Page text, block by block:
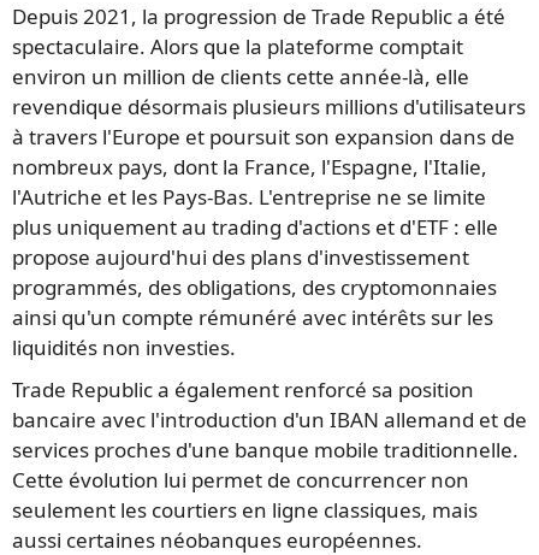
Depuis 2021, la progression de Trade Republic a été
spectaculaire. Alors que la plateforme comptait
environ un million de clients cette année-là, elle
revendique désormais plusieurs millions d'utilisateurs
à travers l'Europe et poursuit son expansion dans de
nombreux pays, dont la France, l'Espagne, l'Italie,
l'Autriche et les Pays-Bas. L'entreprise ne se limite
plus uniquement au trading d'actions et d'ETF : elle
propose aujourd'hui des plans d'investissement
programmés, des obligations, des cryptomonnaies
ainsi qu'un compte rémunéré avec intérêts sur les
liquidités non investies.
Trade Republic a également renforcé sa position
bancaire avec l'introduction d'un IBAN allemand et de
services proches d'une banque mobile traditionnelle.
Cette évolution lui permet de concurrencer non
seulement les courtiers en ligne classiques, mais
aussi certaines néobanques européennes.